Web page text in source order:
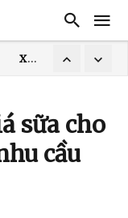
XUẤT KHẨU CÁ TRA
sữa cho
cầu